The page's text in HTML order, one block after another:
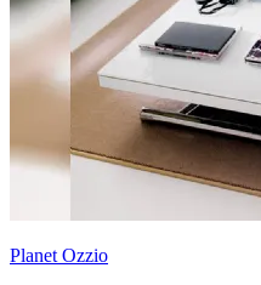
Planet Ozzio